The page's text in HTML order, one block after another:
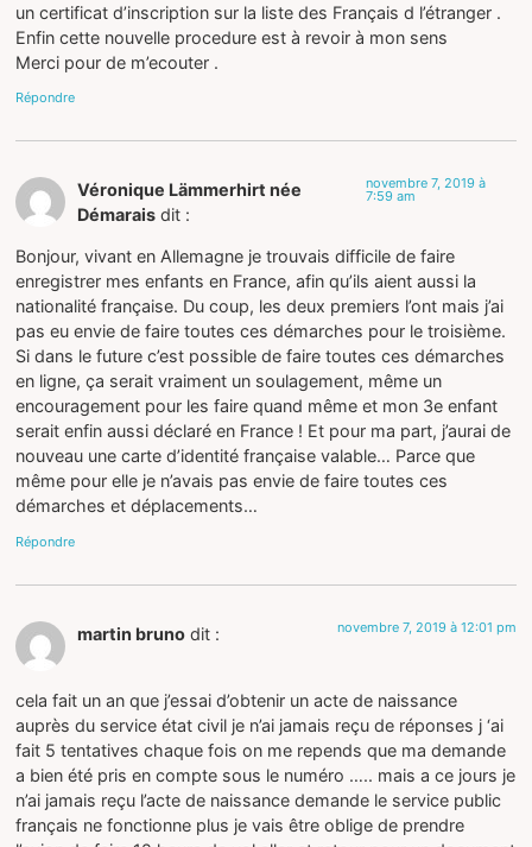
un certificat d’inscription sur la liste des Français d l’étranger .
Enfin cette nouvelle procedure est à revoir à mon sens
Merci pour de m’ecouter .
Répondre
Véronique Lämmerhirt née
Démarais dit :
novembre 7, 2019 à
7:59 am
Bonjour, vivant en Allemagne je trouvais difficile de faire
enregistrer mes enfants en France, afin qu’ils aient aussi la
nationalité française. Du coup, les deux premiers l’ont mais j’ai
pas eu envie de faire toutes ces démarches pour le troisième.
Si dans le future c’est possible de faire toutes ces démarches
en ligne, ça serait vraiment un soulagement, même un
encouragement pour les faire quand même et mon 3e enfant
serait enfin aussi déclaré en France ! Et pour ma part, j’aurai de
nouveau une carte d’identité française valable… Parce que
même pour elle je n’avais pas envie de faire toutes ces
démarches et déplacements…
Répondre
martin bruno dit : novembre 7, 2019 à 12:01 pm
cela fait un an que j’essai d’obtenir un acte de naissance
auprès du service état civil je n’ai jamais reçu de réponses j ‘ai
fait 5 tentatives chaque fois on me repends que ma demande
a bien été pris en compte sous le numéro ….. mais a ce jours je
n’ai jamais reçu l’acte de naissance demande le service public
français ne fonctionne plus je vais être oblige de prendre